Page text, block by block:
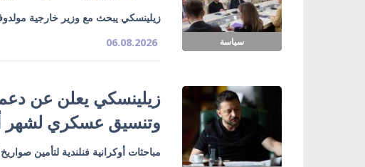
سياسة
زيلينسكي يبحث مع وزير خارجية
06.08.2026
زيلينسكي يعلن عن دعم
وتنسيق عسكري
مباحثات أوكرانية فنلندية لتأمين